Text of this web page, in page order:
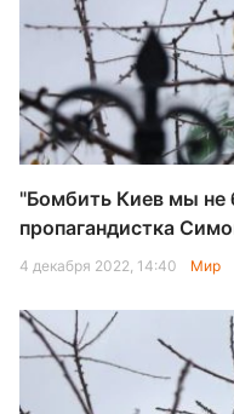
"Бомбить Киев мы не
пропагандистка
4 декабря 2022, 14:40 Мир